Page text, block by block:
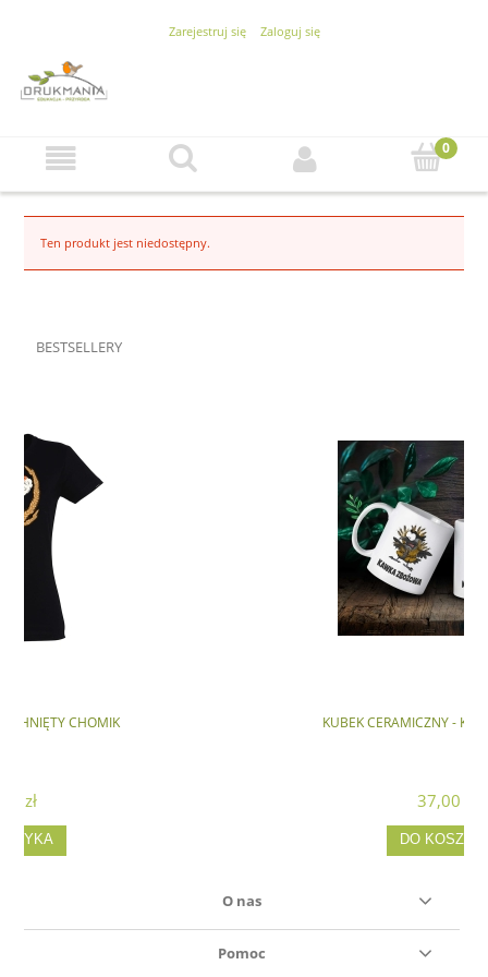
Zarejestruj się Zaloguj się
Ten produkt jest niedostępny.
BESTSELLERY
KUBEK CERAMICZNY - KAWKA ZBOŻOWA
O nas
Pomoc